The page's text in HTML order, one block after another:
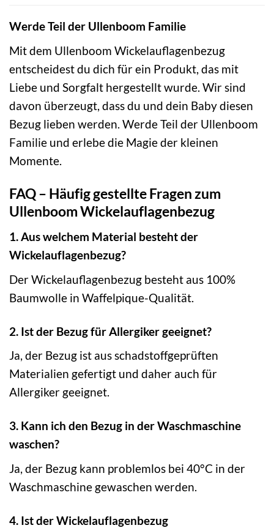
Werde Teil der Ullenboom Familie
Mit dem Ullenboom Wickelauflagenbezug
entscheidest du dich für ein Produkt, das mit
Liebe und Sorgfalt hergestellt wurde. Wir sind
davon überzeugt, dass du und dein Baby diesen
Bezug lieben werden. Werde Teil der Ullenboom
Familie und erlebe die Magie der kleinen
Momente.
FAQ – Häufig gestellte Fragen zum
Ullenboom Wickelauflagenbezug
1. Aus welchem Material besteht der
Wickelauflagenbezug?
Der Wickelauflagenbezug besteht aus 100%
Baumwolle in Waffelpique-Qualität.
2. Ist der Bezug für Allergiker geeignet?
Ja, der Bezug ist aus schadstoffgeprüften
Materialien gefertigt und daher auch für
Allergiker geeignet.
3. Kann ich den Bezug in der Waschmaschine
waschen?
Ja, der Bezug kann problemlos bei 40°C in der
Waschmaschine gewaschen werden.
4. Ist der Wickelauflagenbezug